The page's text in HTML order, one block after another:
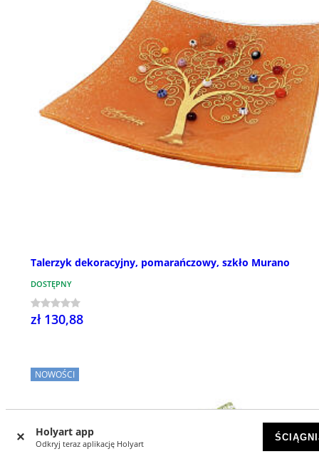
Holyart app
Odkryj teraz aplikację Holyart
Talerzyk dekoracyjny, pomarańczowy, szkło Murano
DOSTĘPNY
zł 130,88
NOWOŚCI